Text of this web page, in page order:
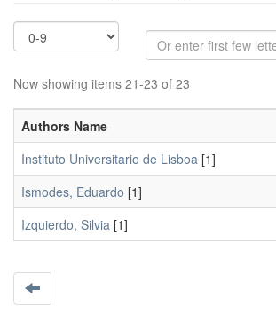
Now showing items 21-23 of 23
Authors Name
Instituto Universitario de Lisboa [1]
Ismodes, Eduardo [1]
Izquierdo, Silvia [1]